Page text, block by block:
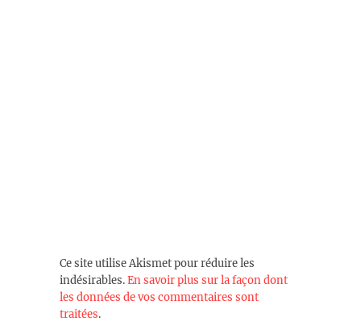
Ce site utilise Akismet pour réduire les
indésirables.En savoir plus sur la façon dont
les données de vos commentaires sont
traitées.